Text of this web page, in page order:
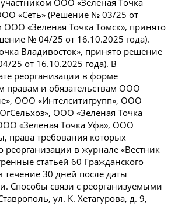
ООО «Зеленая Точка
«Сеть» (Решение № 03/25 от
«Зеленая Точка Томск», принято
№ 04/25 от 16.10.2025 года).
Владивосток», принято решение
25 от 16.10.2025 года). В
реорганизации в форме
правам и обязательствам ООО
ООО «Интелситигрупп», ООО
ООО «Зеленая Точка
«Зеленая Точка Уфа», ООО
права требования которых
в журнале «Вестник
статьей 60 Гражданского
течение 30 дней после даты
Способы связи с реорганизуемыми
ул. К. Хетагурова, д. 9,